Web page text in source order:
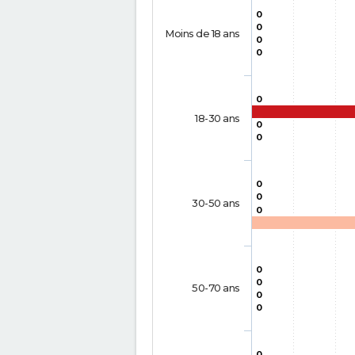
0
0
0
0
0
0
0
0
0
0
0
0
0
0
Moins de 18 ans
18-30 ans
30-50 ans
50-70 ans